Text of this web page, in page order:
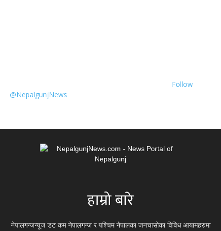
Follow
@NepalgunjNews
हाम्रो बारे
नेपालगन्जन्यूज डट कम नेपालगन्ज र पश्चिम नेपालका जनचासोका विविध आयामहरुमा